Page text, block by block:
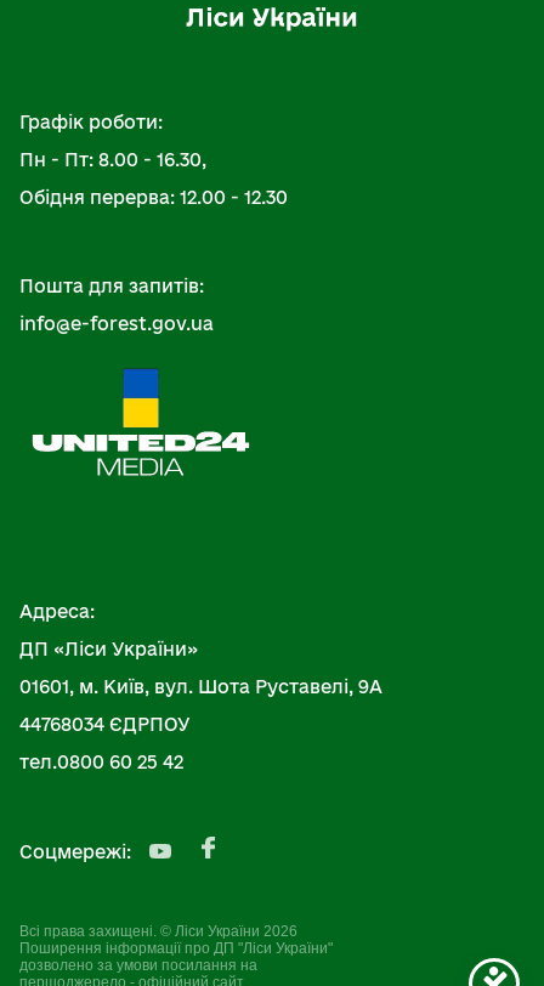
Графік роботи:
Пн - Пт: 8.00 - 16.30,
Обідня перерва: 12.00 - 12.30
Пошта для запитів:
info@e-forest.gov.ua
Адреса:
ДП «Ліси України»
01601, м. Київ, вул. Шота Руставелі, 9А
44768034 ЄДРПОУ
тел.0800 60 25 42
Всі права захищені. © Ліси України 2026
Поширення інформації про ДП "Ліси України"
дозволено за умови посилання на
першоджерело - офіційний сайт
Соцмережі: